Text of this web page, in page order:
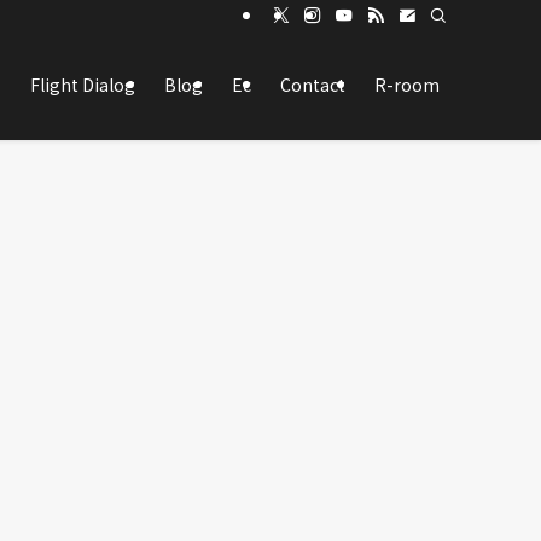
Flight Dialog Blog Ec Contact R-room